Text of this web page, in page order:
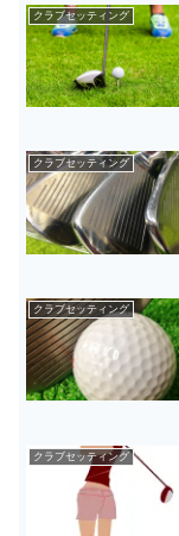
クラブセッティング
クラブセッティング
クラブセッティング
クラブセッティング